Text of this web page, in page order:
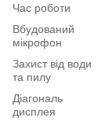
Час роботи
Вбудований
мікрофон
Захист від води
та пилу
Діагональ
дисплея